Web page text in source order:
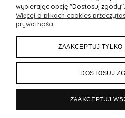
POMOC
MOJE
PŁATNOŚCI I
wybierając opcję "Dostosuj zgody".
Więcej o plikach cookies
prywatności.
ZAAKCEPTUJ TYLKO
DOSTOSUJ
ZAAKCEPTUJ